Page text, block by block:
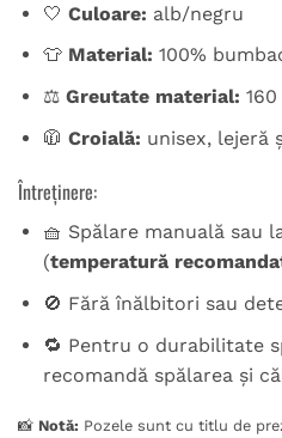
🤍 Culoare: alb/negru
👕 Material: 100%
⚖️ Greutate material:
🧥 Croială: unisex, lejeră
Întreținere:
🧺 Spălare manuală sau
(temperatură
🚫 Fără înălbitori sau
🔁 Pentru o durabilitate
recomandă spălarea și
📸 Notă: Pozele sunt cu titlu de